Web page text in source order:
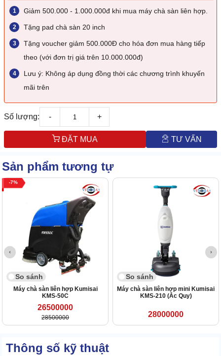
Giảm 500.000 - 1.000.000đ khi mua máy chà sàn liên hợp.
Tặng pad chà sàn 20 inch
Tặng voucher giảm 500.000Đ cho hóa đơn mua hàng tiếp
theo (với đơn trị giá trên 10.000.000đ)
Lưu ý: Không áp dụng đồng thời các chương trình khuyến
mãi trên
Số lượng: - +
ĐẶT MUA TƯ VẤN
Sản phẩm tương tự
7
So sánh
Máy chà sàn liên hợp Kumisai
KMS-50C
26500000
28500000
So sánh
Máy chà sàn liên hợp mini Kumisai
KMS-210 (Ắc Quy)
28000000
Thông số kỹ thuật